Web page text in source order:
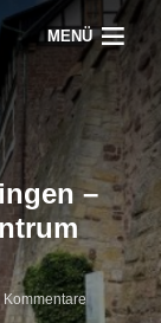
MENÜ
–
Kommentare